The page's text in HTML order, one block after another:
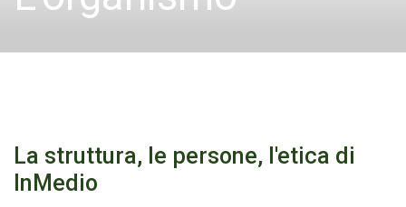
La struttura, le persone, l'etica di
InMedio